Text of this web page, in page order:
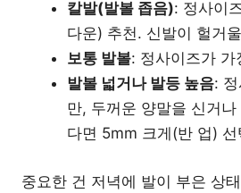
칼발(발볼 좁음): 정사이
다운) 추천. 신발이 헐거
보통 발볼: 정사이즈가 가
발볼 넓거나 발등 높음:
만, 두꺼운 양말을 신거
다면 5mm 크게(반 업) 선
중요한 건 저녁에 발이 부은 상